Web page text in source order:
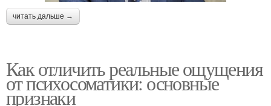
читать дальше →
Как отличить реальные ощущения
от психосоматики: основные
признаки